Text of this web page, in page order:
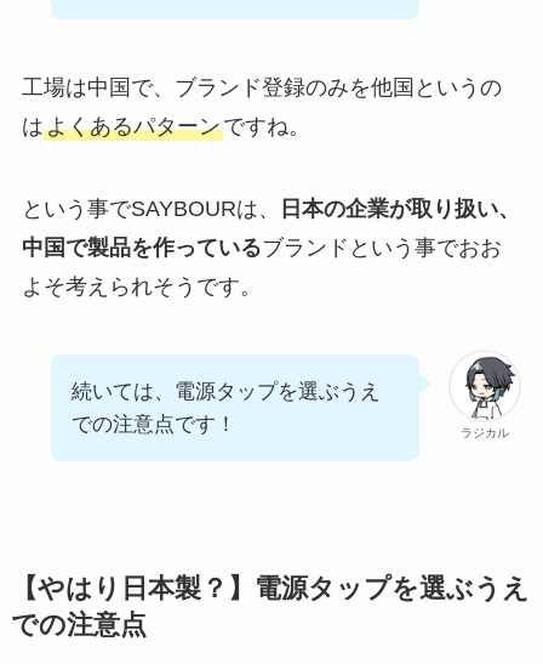
工場は中国で、ブランド登録のみを他国というの
はよくあるパターンですね。
という事でSAYBOURは、
日本の企業が取り扱い、
中国で製品を作っているブランドという事でおお
よそ考えられそうです。
ラジカル
続いては、電源タップを選ぶうえ
での注意点です！
【やはり日本製？】電源タップを選ぶうえ
での注意点